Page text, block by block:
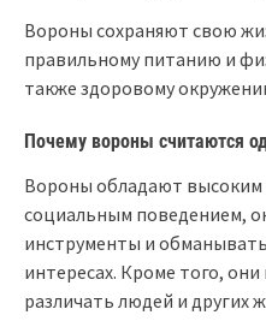
Вороны сохраняют свою
правильному питанию и
также здоровому
Почему вороны считаются
Вороны обладают
социальным поведением,
инструменты и
интересах. Кроме того,
различать людей и других